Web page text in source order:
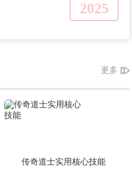
2025
更多
传奇道士实用核心技能